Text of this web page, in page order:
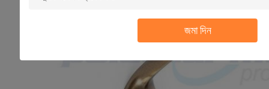
জমা দিন